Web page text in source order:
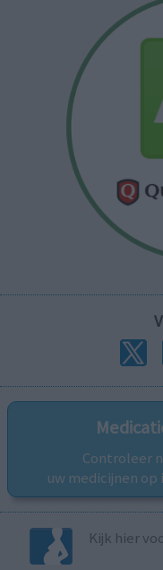
Controleer
uw medicijnen
Kijk hier